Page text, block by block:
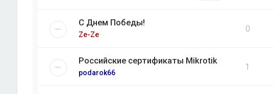
С Днем Победы!
Ze-Ze
0
Российские сертификаты Mikrotik
podarok66
1